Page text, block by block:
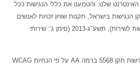
שלנו, והטמענו את כללי הנגישות ככל
בישראל, תקנות שוויון זכויות לאנשים
עם מוגבלות (התאמות נגישות לשירות), תשע"ג-2013 (סימן ג': שירותי
האתר מותאם לדרישות הנגישות תקן 5568 ברמה AA על פי הנחיות WCAG